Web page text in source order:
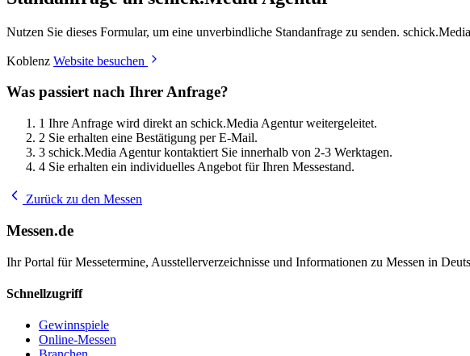
Nutzen Sie dieses Formular, um eine unverbindliche Standanfrage zu senden.
Koblenz Website besuchen
Was passiert nach Ihrer Anfrage?
1 Ihre Anfrage wird direkt an schick.Media Agentur weitergeleitet.
2 Sie erhalten eine Bestätigung per E-Mail.
3 schick.Media Agentur kontaktiert Sie innerhalb von 2-3 Werktagen.
4 Sie erhalten ein individuelles Angebot für Ihren Messestand.
Zurück zu den Messen
Messen.de
Ihr Portal für Messetermine, Ausstellerverzeichnisse und Informationen zu Messen in
Schnellzugriff
Gewinnspiele
Online-Messen